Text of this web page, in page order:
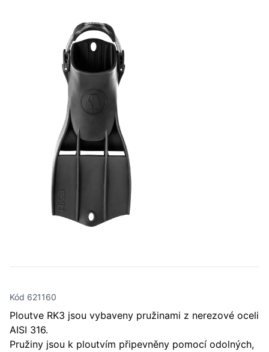
Kód 621160
Ploutve RK3 jsou vybaveny pružinami z nerezové oceli
AISI 316.
Pružiny jsou k ploutvím připevněny pomocí odolných,